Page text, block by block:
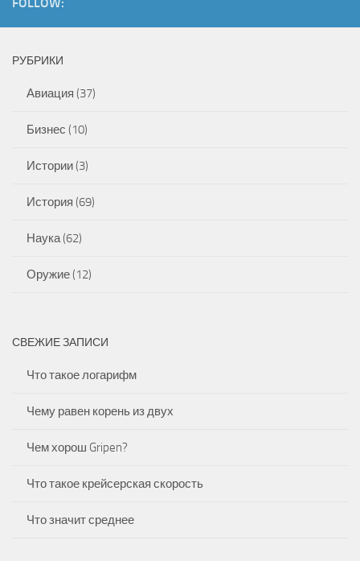
РУБРИКИ
Авиация (37)
Бизнес (10)
Истории(3)
История (69)
Наука(62)
Оружие(12)
СВЕЖИЕ ЗАПИСИ
Что такое логарифм
Чему равен корень из двух
Чем хорош Gripen?
Что такое крейсерская скорость
Что значит среднее